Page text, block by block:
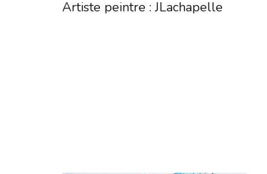
Artiste peintre : JLachapelle